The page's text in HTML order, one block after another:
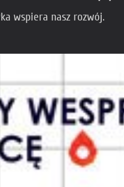
wspiera nasz rozwój.